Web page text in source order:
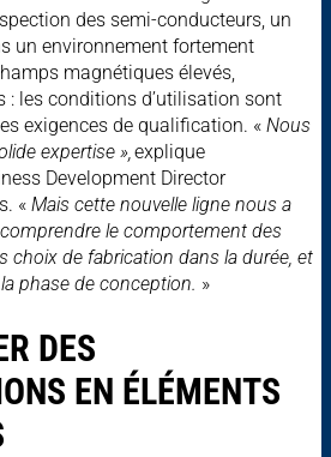
des semi-conducteurs, un
un environnement fortement
magnétiques élevés,
: les conditions d’utilisation sont
exigences de qualification. « Nous
expertise »,explique
Development Director
« Mais cette nouvelle ligne nous a
le comportement des
choix de fabrication dans la durée, et
phase de conception. »
DES
EN ÉLÉMENTS